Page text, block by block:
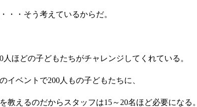
・・そう考えているからだ。
人ほどの子どもたちがチャレンジしてくれている。
イベントで200人もの子どもたちに、
教えるのだからスタッフは15～ 20名ほど必要になる。